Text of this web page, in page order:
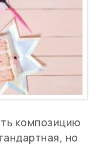
композицию
но